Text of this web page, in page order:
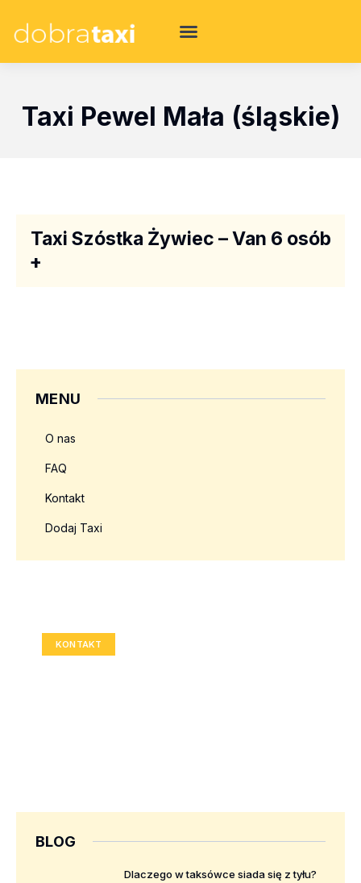
Taxi Pewel Mała (śląskie)
Taxi Szóstka Żywiec – Van 6 osób
+
MENU
O nas
FAQ
Kontakt
Dodaj Taxi
KONTAKT
BLOG
Dlaczego w taksówce siada się z tyłu?